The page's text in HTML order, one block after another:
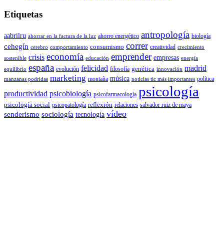
Etiquetas
aabrilru ahorrar en la factura de la luz ahorro energético antropología biología
cehegín cerebro comportamiento consumismo correr creatividad crecimiento
sostenible crisis economía educación emprender empresas energía
equilibrio españa evolución felicidad filosofía genética innovación madrid
manzanas podridas marketing montaña música noticias tic más importantes política
productividad psicobiología psicofarmacología psicología
psicología social psicopatología reflexión relaciones salvador ruiz de maya
senderismo sociología tecnología vídeo